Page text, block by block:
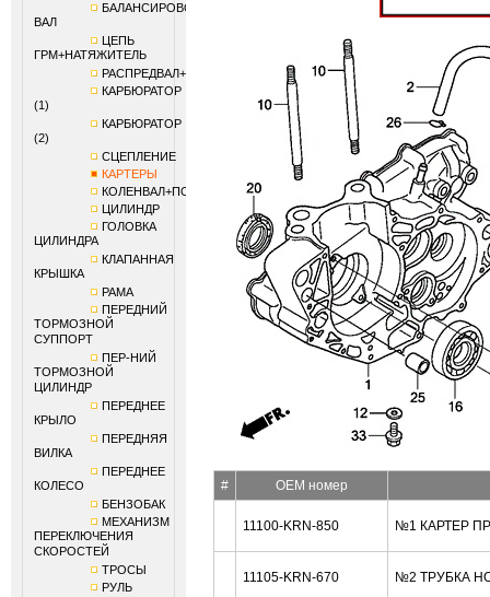
БАЛАНСИРОВОЧНЫЙ
ВАЛ
ЦЕПЬ
ГРМ+НАТЯЖИТЕЛЬ
РАСПРЕДВАЛ+КЛАПАНЫ
КАРБЮРАТОР
(1)
КАРБЮРАТОР
(2)
СЦЕПЛЕНИЕ
КАРТЕРЫ
КОЛЕНВАЛ+ПОРШЕНЬ
ЦИЛИНДР
ГОЛОВКА
ЦИЛИНДРА
КЛАПАННАЯ
КРЫШКА
РАМА
ПЕРЕДНИЙ
ТОРМОЗНОЙ
СУППОРТ
ПЕР-НИЙ
ТОРМОЗНОЙ
ЦИЛИНДР
ПЕРЕДНЕЕ
КРЫЛО
ПЕРЕДНЯЯ
ВИЛКА
ПЕРЕДНЕЕ
КОЛЕСО
БЕНЗОБАК
МЕХАНИЗМ
ПЕРЕКЛЮЧЕНИЯ
СКОРОСТЕЙ
ТРОСЫ
РУЛЬ
# OEM номер
11100-KRN-850 №1 КАРТЕР
11105-KRN-670 №2 ТРУБКА